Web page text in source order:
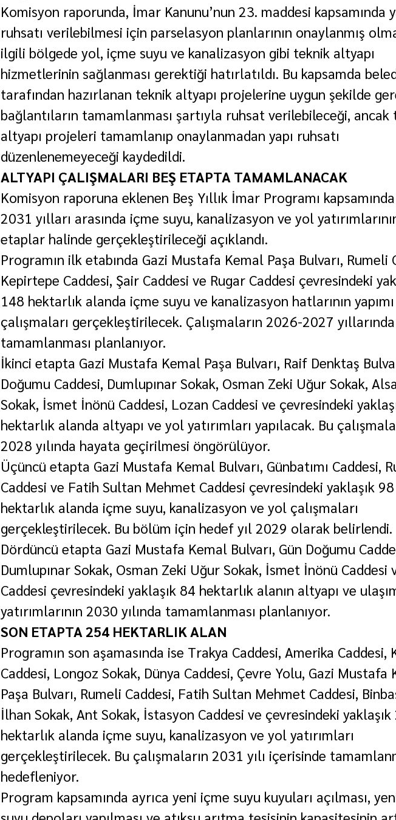
Komisyon raporunda, İmar Kanunu’nun 23. maddesi kapsamında
ruhsatı verilebilmesi için parselasyon planlarının onaylanmış
ilgili bölgede yol, içme suyu ve kanalizasyon gibi teknik altyapı
hizmetlerinin sağlanması gerektiği hatırlatıldı. Bu kapsamda
tarafından hazırlanan teknik altyapı projelerine uygun şekilde
bağlantıların tamamlanması şartıyla ruhsat verilebileceği, ancak
altyapı projeleri tamamlanıp onaylanmadan yapı ruhsatı
düzenlenemeyeceği kaydedildi.
ALTYAPI ÇALIŞMALARI BEŞ ETAPTA TAMAMLANACAK
Komisyon raporuna eklenen Beş Yıllık İmar Programı
2031 yılları arasında içme suyu, kanalizasyon ve yol
etaplar halinde gerçekleştirileceği açıklandı.
Programın ilk etabında Gazi Mustafa Kemal Paşa Bulvarı, Rumeli
Kepirtepe Caddesi, Şair Caddesi ve Rugar Caddesi çevresindeki
148 hektarlık alanda içme suyu ve kanalizasyon hatlarının
çalışmaları gerçekleştirilecek. Çalışmaların 2026-2027 yıllarında
tamamlanması planlanıyor.
İkinci etapta Gazi Mustafa Kemal Paşa Bulvarı, Raif Denktaş
Doğumu Caddesi, Dumlupınar Sokak, Osman Zeki Uğur Sokak,
Sokak, İsmet İnönü Caddesi, Lozan Caddesi ve çevresindeki
hektarlık alanda altyapı ve yol yatırımları yapılacak. Bu
2028 yılında hayata geçirilmesi öngörülüyor.
Üçüncü etapta Gazi Mustafa Kemal Bulvarı, Günbatımı Caddesi,
Caddesi ve Fatih Sultan Mehmet Caddesi çevresindeki yaklaşık 98
hektarlık alanda içme suyu, kanalizasyon ve yol çalışmaları
gerçekleştirilecek. Bu bölüm için hedef yıl 2029 olarak belirlendi.
Dördüncü etapta Gazi Mustafa Kemal Bulvarı, Gün Doğumu
Dumlupınar Sokak, Osman Zeki Uğur Sokak, İsmet İnönü Caddesi
Caddesi çevresindeki yaklaşık 84 hektarlık alanın altyapı ve
yatırımlarının 2030 yılında tamamlanması planlanıyor.
SON ETAPTA 254 HEKTARLIK ALAN
Programın son aşamasında ise Trakya Caddesi, Amerika Caddesi,
Caddesi, Longoz Sokak, Dünya Caddesi, Çevre Yolu, Gazi Mustafa
Paşa Bulvarı, Rumeli Caddesi, Fatih Sultan Mehmet Caddesi,
İlhan Sokak, Ant Sokak, İstasyon Caddesi ve çevresindeki
hektarlık alanda içme suyu, kanalizasyon ve yol yatırımları
gerçekleştirilecek. Bu çalışmaların 2031 yılı içerisinde
hedefleniyor.
Program kapsamında ayrıca yeni içme suyu kuyuları açılması,